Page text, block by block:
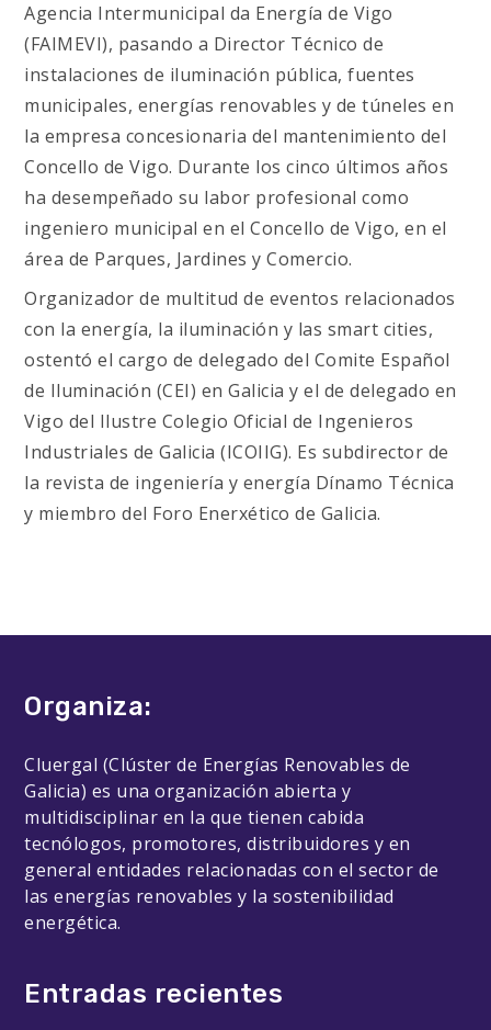
Agencia Intermunicipal da Energía de Vigo
(FAIMEVI), pasando a Director Técnico de
instalaciones de iluminación pública, fuentes
municipales, energías renovables y de túneles en
la empresa concesionaria del mantenimiento del
Concello de Vigo. Durante los cinco últimos años
ha desempeñado su labor profesional como
ingeniero municipal en el Concello de Vigo, en el
área de Parques, Jardines y Comercio.
Organizador de multitud de eventos relacionados
con la energía, la iluminación y las smart cities,
ostentó el cargo de delegado del Comite Español
de Iluminación (CEI) en Galicia y el de delegado en
Vigo del Ilustre Colegio Oficial de Ingenieros
Industriales de Galicia (ICOIIG). Es subdirector de
la revista de ingeniería y energía Dínamo Técnica
y miembro del Foro Enerxético de Galicia.
Organiza:
Cluergal (Clúster de Energías Renovables de
Galicia) es una organización abierta y
multidisciplinar en la que tienen cabida
tecnólogos, promotores, distribuidores y en
general entidades relacionadas con el sector de
las energías renovables y la sostenibilidad
energética.
Entradas recientes